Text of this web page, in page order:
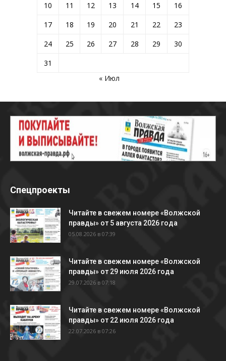
10
11 12 13 14 15
16
17
18 19 20 21 22
23
24
25 26 27 28 29
30
31
« Июл
Спецпроекты
Читайте в свежем номере «Волжской
правды» от 5 августа 2026 года
05.08.2026 в 07:39
Читайте в свежем номере «Волжской
правды» от 29 июля 2026 года
29.07.2026 в 07:18
Читайте в свежем номере «Волжской
правды» от 22 июля 2026 года
22.07.2026 в 07:26